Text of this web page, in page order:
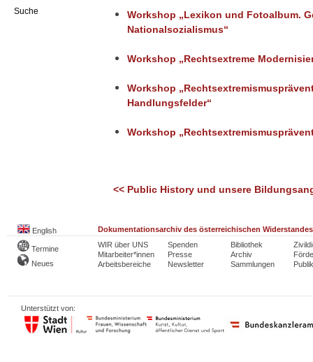
Suche
Workshop „Lexikon und Fotoalbum.
Nationalsozialismus“
Workshop „Rechtsextreme
Workshop
Handlungsfelder“
Workshop
<< Public History und unsere
English Dokumentationsarchiv des österreichischen Widerstandes
Termine
Neues
WIR über UNS
Mitarbeiter*innen
Arbeitsbereiche
Spenden
Presse
Newsletter
Bibliothek
Archiv
Sammlungen
Unterstützt von: